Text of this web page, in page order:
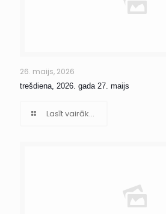
26. maijs, 2026
trešdiena, 2026. gada 27. maijs
Lasīt vairāk...